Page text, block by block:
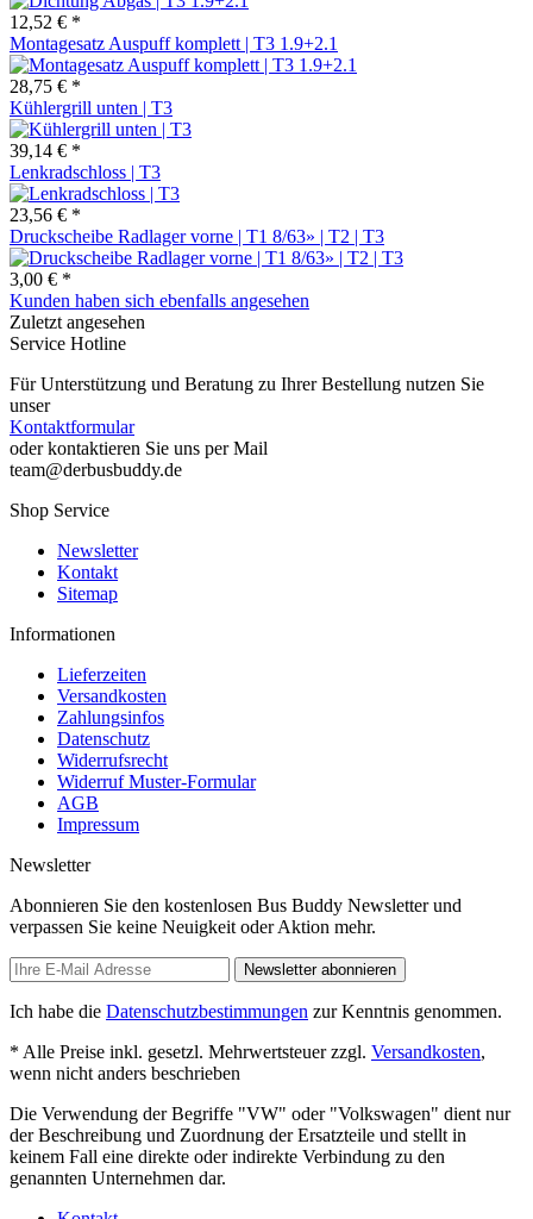
12,52 € *
Montagesatz Auspuff komplett | T3 1.9+2.1
28,75 € *
Kühlergrill unten | T3
39,14 € *
Lenkradschloss | T3
23,56 € *
Druckscheibe Radlager vorne | T1 8/63» | T2 | T3
3,00 € *
Kunden haben sich ebenfalls angesehen
Zuletzt angesehen
Service Hotline
Für Unterstützung und Beratung zu Ihrer Bestellung nutzen Sie
unser
Kontaktformular
oder kontaktieren Sie uns per Mail
team@derbusbuddy.de
Shop Service
Newsletter
Kontakt
Sitemap
Informationen
Lieferzeiten
Versandkosten
Zahlungsinfos
Datenschutz
Widerrufsrecht
Widerruf Muster-Formular
AGB
Impressum
Newsletter
Abonnieren Sie den kostenlosen Bus Buddy Newsletter und
verpassen Sie keine Neuigkeit oder Aktion mehr.
Newsletter abonnieren
Ich habe die Datenschutzbestimmungen zur Kenntnis genommen.
* Alle Preise inkl. gesetzl. Mehrwertsteuer zzgl. Versandkosten,
wenn nicht anders beschrieben
Die Verwendung der Begriffe "VW" oder "Volkswagen" dient nur
der Beschreibung und Zuordnung der Ersatzteile und stellt in
keinem Fall eine direkte oder indirekte Verbindung zu den
genannten Unternehmen dar.